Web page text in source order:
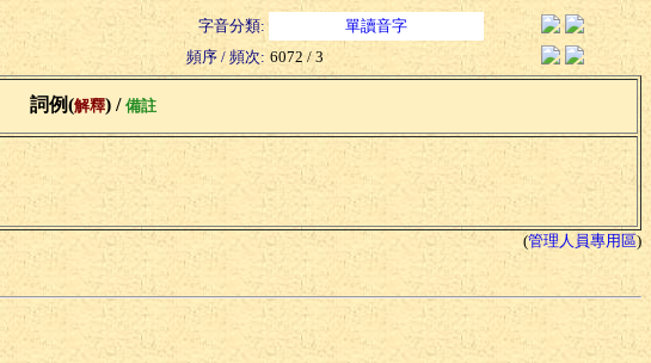
字音分類:
單讀音字
頻序 / 頻次: 6072 / 3
詞例(解釋) / 備註
(管理人員專用區)